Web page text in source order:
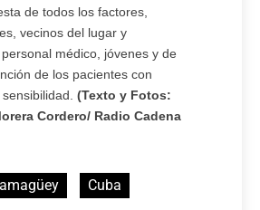
de todos los factores,
vecinos del lugar y
médico, jóvenes y de
de los pacientes con
(Texto y Fotos:
Cordero/ Radio Cadena
Cuba